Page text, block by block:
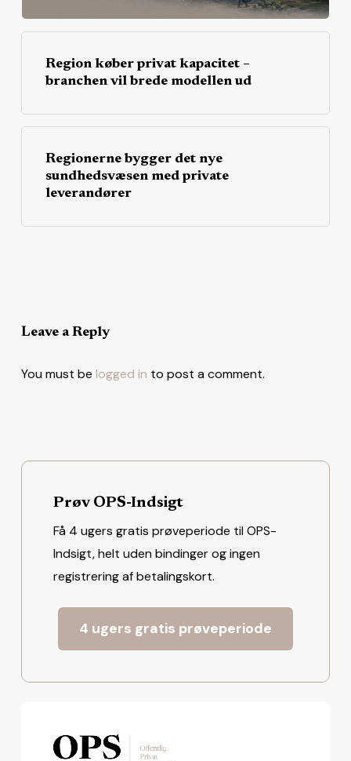
Region køber privat kapacitet –
branchen vil brede modellen ud
Regionerne bygger det nye
sundhedsvæsen med private
leverandører
Leave a Reply
You must be logged in to post a comment.
Prøv OPS-Indsigt
Få 4 ugers gratis prøveperiode til OPS-
Indsigt, helt uden bindinger og ingen
registrering af betalingskort.
4 ugers gratis prøveperiode